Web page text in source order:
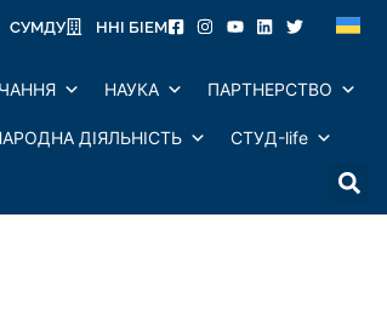
СУМДУ ННІ БІЕМ
НАУКА ПАРТНЕРСТВО
ДІЯЛЬНІСТЬ СТУД-life